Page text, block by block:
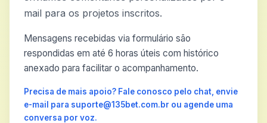
mail para os projetos inscritos.
Mensagens recebidas via formulário são
respondidas em até 6 horas úteis com histórico
anexado para facilitar o acompanhamento.
Precisa de mais apoio? Fale conosco pelo chat, envie
e-mail para suporte@135bet.com.br ou agende uma
conversa por voz.